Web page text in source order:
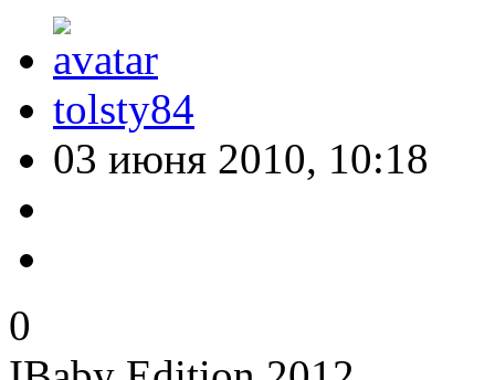
tolsty84
03 июня 2010, 10:18
0